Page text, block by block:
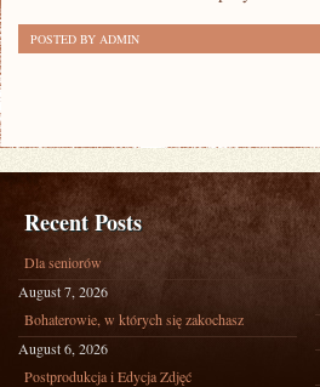
POSTED BY ADMIN
Recent Posts
Dla seniorów
August 7, 2026
Bohaterowie, w których się zakochasz
August 6, 2026
Postprodukcja i Edycja Zdjęć